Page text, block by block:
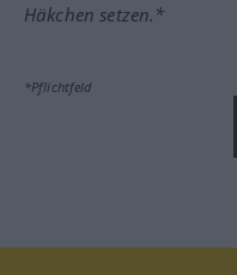
Häkchen setzen.*
*Pflichtfeld